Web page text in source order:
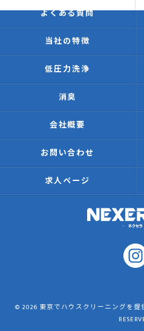
よくある質問
当社の特徴
低圧力洗浄
消臭
会社概要
お問い合わせ
求人ページ
© 2026 東京でハウスクリーニングを提